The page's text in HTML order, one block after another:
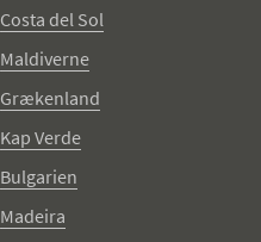
Costa del Sol
Maldiverne
Grækenland
Kap Verde
Bulgarien
Madeira